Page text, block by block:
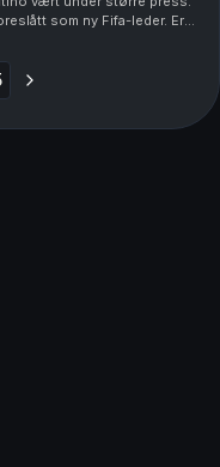
som ny Fifa-leder. Er
nyhetene for deg, i
Russla...